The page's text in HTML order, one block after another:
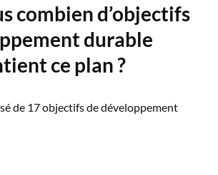
combien d’objectifs
durable
ce plan ?
de 17 objectifs de développement